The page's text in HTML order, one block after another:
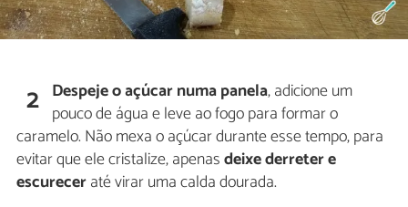
2 Despeje o açúcar numa panela, adicione um
pouco de água e leve ao fogo para formar o
caramelo. Não mexa o açúcar durante esse tempo, para
evitar que ele cristalize, apenasdeixe derreter e
escureceraté virar uma calda dourada.